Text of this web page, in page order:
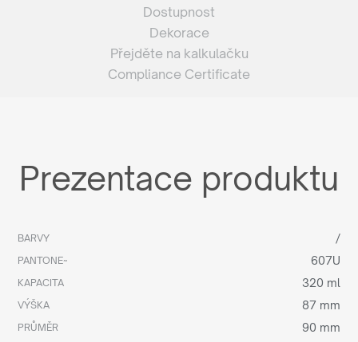
Dostupnost
Dekorace
Přejděte na kalkulačku
Compliance Certificate
Prezentace produktu
BARVY /
PANTONE~ 607U
KAPACITA 320 ml
VÝŠKA 87 mm
PRŮMĚR 90 mm